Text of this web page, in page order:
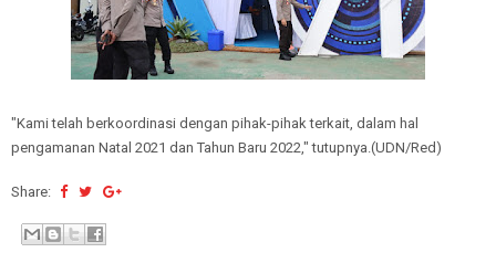
"Kami telah berkoordinasi dengan pihak-pihak terkait, dalam hal
pengamanan Natal 2021 dan Tahun Baru 2022," tutupnya.(UDN/Red)
Share: